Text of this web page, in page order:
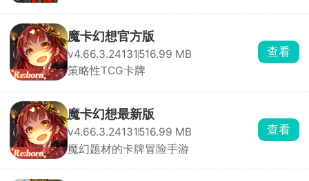
魔卡幻想官方版
v4.66.3.24131 516.99 MB
策略性TCG卡牌
查看
魔卡幻想最新版
v4.66.3.24131 516.99 MB
魔幻题材的卡牌冒险手游
查看